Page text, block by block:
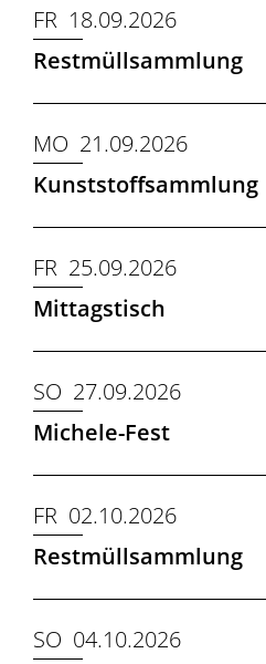
FR 18.09.2026
Restmüllsammlung
MO 21.09.2026
Kunststoffsammlung
FR 25.09.2026
Mittagstisch
SO 27.09.2026
Michele-Fest
FR 02.10.2026
Restmüllsammlung
SO 04.10.2026